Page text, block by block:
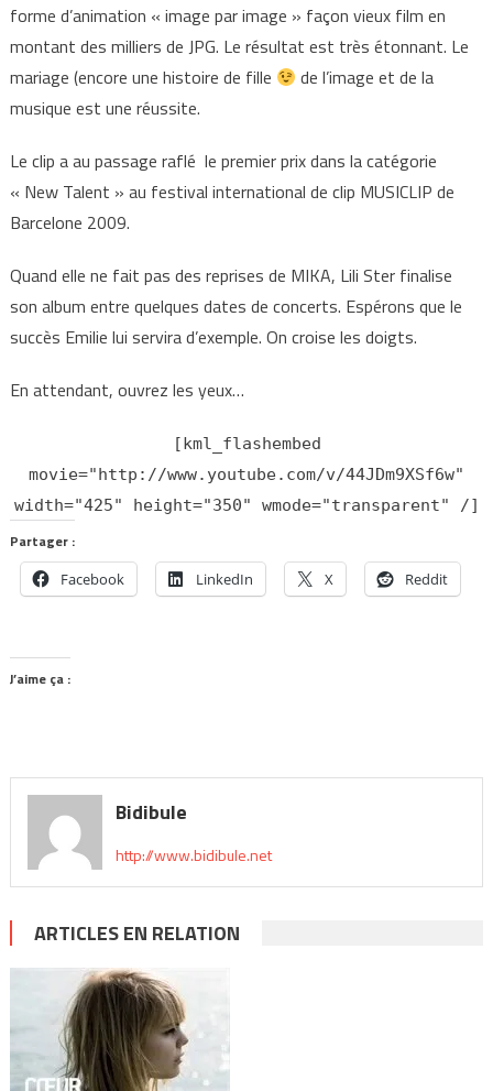
forme d’animation « image par image » façon vieux film en
montant des milliers de JPG. Le résultat est très étonnant. Le
mariage (encore une histoire de fille
de l’image et de la
musique est une réussite.
Le clip a au passage raflé le premier prix dans la catégorie
« New Talent » au festival international de clip MUSICLIP de
Barcelone 2009.
Quand elle ne fait pas des reprises de MIKA, Lili Ster finalise
son album entre quelques dates de concerts. Espérons que le
succès Emilie lui servira d’exemple. On croise les doigts.
En attendant, ouvrez les yeux…
[kml_flashembed
movie="http://www.youtube.com/v/44JDm9XSf6w"
width="425" height="350" wmode="transparent" /]
Partager :
Facebook LinkedIn X Reddit
J’aime ça :
Bidibule
http://www.bidibule.net
ARTICLES EN RELATION